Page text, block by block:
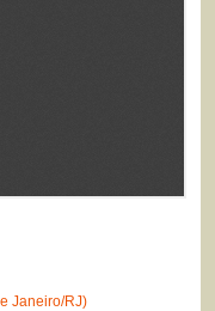
Janeiro/RJ)